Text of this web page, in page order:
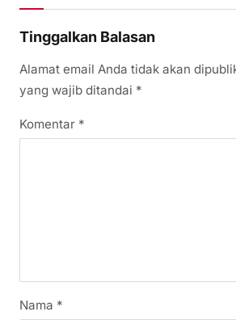
Tinggalkan Balasan
Alamat email Anda tidak akan
yang wajib ditandai *
Komentar *
Nama *